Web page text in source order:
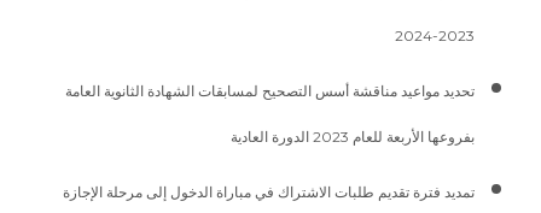
2023-2024
تحديد مواعيد مناقشة أسس التصحيح لمسابقات الشهادة الثانوية العامة
بفروعها الأربعة للعام 2023 الدورة العادية
تمديد فترة تقديم طلبات الاشتراك في مباراة الدخول إلى مرحلة الإجازة